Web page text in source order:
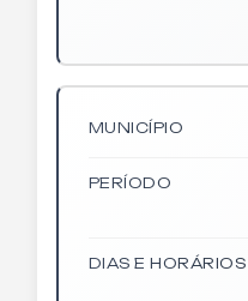
MUNICÍPIO
PERÍODO
DIAS E HORÁRIOS